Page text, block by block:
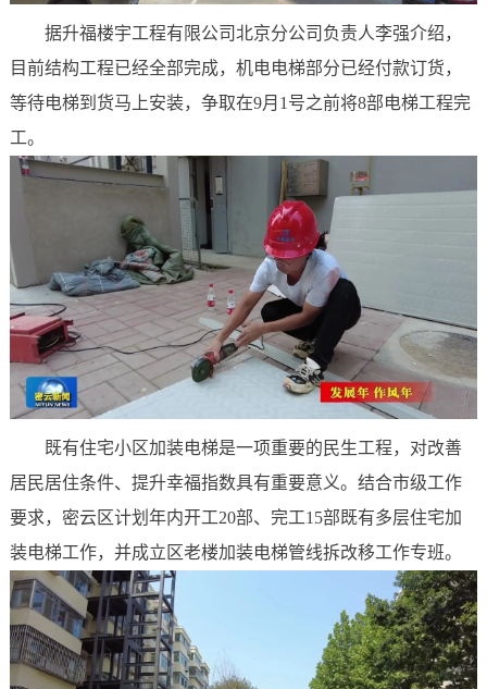
据升福楼宇工程有限公司北京分公司负责人李强介绍，
目前结构工程已经全部完成，机电电梯部分已经付款订货，
等待电梯到货马上安装，争取在9月1号之前将8部电梯工程完
工。
既有住宅小区加装电梯是一项重要的民生工程，对改善
居民居住条件、提升幸福指数具有重要意义。结合市级工作
要求，密云区计划年内开工20部、完工15部既有多层住宅加
装电梯工作，并成立区老楼加装电梯管线拆改移工作专班。